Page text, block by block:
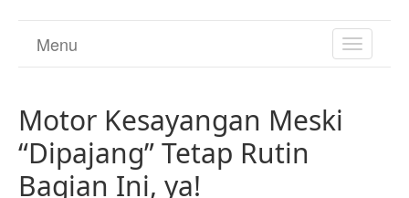
TOGGLE
Menu
Motor Kesayangan Meski
“Dipajang” Tetap Rutin
Bagian Ini, ya!